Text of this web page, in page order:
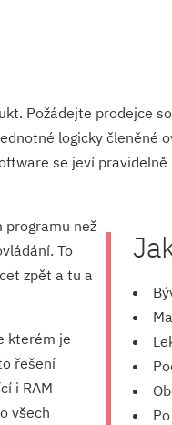
Požádejte prodejce
logicky členěné
se jeví pravidelně
než
To
zpět a tu a
kterém je
řešení
i RAM
všech